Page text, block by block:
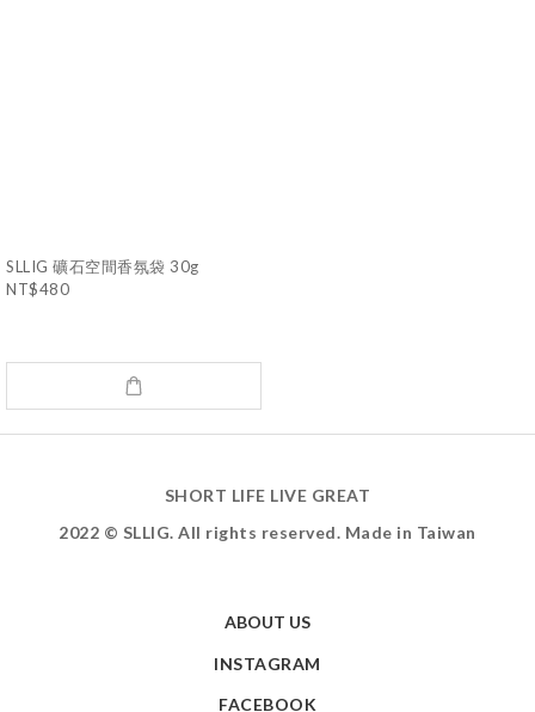
SLLIG 礦石空間香氛袋 30g
NT$480
SHORT LIFE LIVE GREAT
2022 © SLLIG. All rights reserved. Made in Taiwan
ABOUT US
INSTAGRAM
FACEBOOK